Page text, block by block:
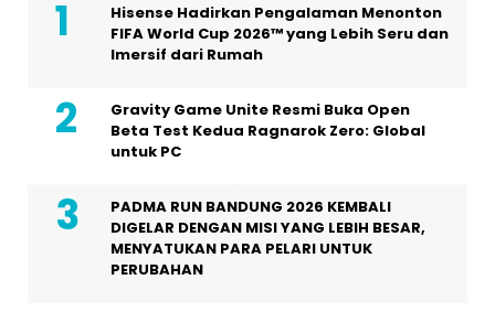
Hisense Hadirkan Pengalaman Menonton
FIFA World Cup 2026™ yang Lebih Seru dan
Imersif dari Rumah
Gravity Game Unite Resmi Buka Open
Beta Test Kedua Ragnarok Zero: Global
untuk PC
PADMA RUN BANDUNG 2026 KEMBALI
DIGELAR DENGAN MISI YANG LEBIH BESAR,
MENYATUKAN PARA PELARI UNTUK
PERUBAHAN